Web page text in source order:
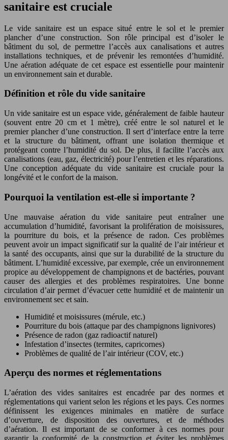
sanitaire est cruciale
Le vide sanitaire est un espace situé entre le sol et le premier
plancher d’une construction. Son rôle principal est d’isoler le
bâtiment du sol, de permettre l’accès aux canalisations et autres
installations techniques, et de prévenir les remontées d’humidité.
Une aération adéquate de cet espace est essentielle pour maintenir
un environnement sain et durable.
Définition et rôle du vide sanitaire
Un vide sanitaire est un espace vide, généralement de faible hauteur
(souvent entre 20 cm et 1 mètre), créé entre le sol naturel et le
premier plancher d’une construction. Il sert d’interface entre la terre
et la structure du bâtiment, offrant une isolation thermique et
protégeant contre l’humidité du sol. De plus, il facilite l’accès aux
canalisations (eau, gaz, électricité) pour l’entretien et les réparations.
Une conception adéquate du vide sanitaire est cruciale pour la
longévité et le confort de la maison.
Pourquoi la ventilation est-elle si importante ?
Une mauvaise aération du vide sanitaire peut entraîner une
accumulation d’humidité, favorisant la prolifération de moisissures,
la pourriture du bois, et la présence de radon. Ces problèmes
peuvent avoir un impact significatif sur la qualité de l’air intérieur et
la santé des occupants, ainsi que sur la durabilité de la structure du
bâtiment. L’humidité excessive, par exemple, crée un environnement
propice au développement de champignons et de bactéries, pouvant
causer des allergies et des problèmes respiratoires. Une bonne
circulation d’air permet d’évacuer cette humidité et de maintenir un
environnement sec et sain.
Humidité et moisissures (mérule, etc.)
Pourriture du bois (attaque par des champignons lignivores)
Présence de radon (gaz radioactif naturel)
Infestation d’insectes (termites, capricornes)
Problèmes de qualité de l’air intérieur (COV, etc.)
Aperçu des normes et réglementations
L’aération des vides sanitaires est encadrée par des normes et
réglementations qui varient selon les régions et les pays. Ces normes
définissent les exigences minimales en matière de surface
d’ouverture, de disposition des ouvertures, et de méthodes
d’aération. Il est important de se conformer à ces normes pour
garantir la conformité de la construction et éviter les problèmes